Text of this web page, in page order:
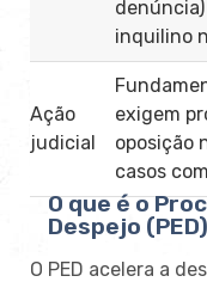
denúncia)
inquilino
Ação
judicial
exigem
oposição
casos
O que é o
Despejo (PED)
O PED acelera a